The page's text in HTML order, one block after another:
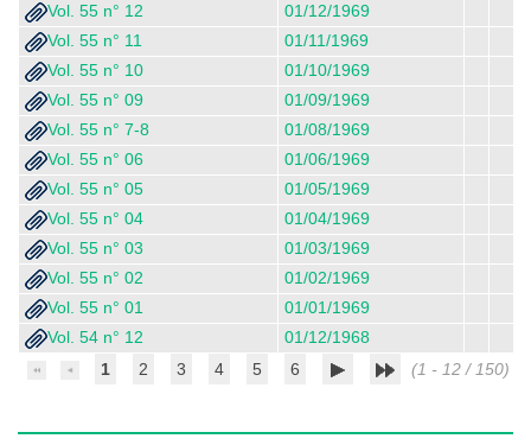
Vol. 55 n° 12
01/12/1969
Vol. 55 n° 11
01/11/1969
Vol. 55 n° 10
01/10/1969
Vol. 55 n° 09
01/09/1969
Vol. 55 n° 7-8
01/08/1969
Vol. 55 n° 06
01/06/1969
Vol. 55 n° 05
01/05/1969
Vol. 55 n° 04
01/04/1969
Vol. 55 n° 03
01/03/1969
Vol. 55 n° 02
01/02/1969
Vol. 55 n° 01
01/01/1969
Vol. 54 n° 12
01/12/1968
1
2 3 4 5 6 (1 - 12 / 150)